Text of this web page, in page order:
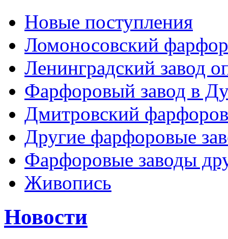
Новые поступления
Ломоносовский
Ленинградский завод
Фарфоровый завод в
Дмитровский
Другие фарфоровые
Фарфоровые заводы
Живопись
Новости